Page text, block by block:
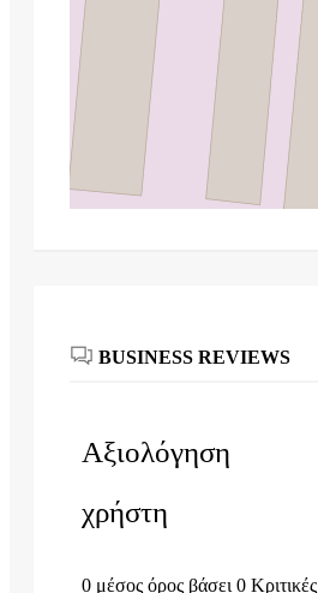
BUSINESS REVIEWS
Αξιολόγηση
χρήστη
0 μέσος όρος βάσει 0 Κριτικές